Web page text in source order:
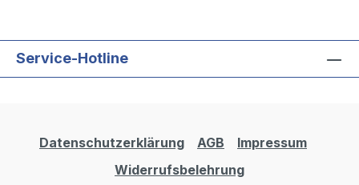
Service-Hotline
Datenschutzerklärung AGB
Impressum
Widerrufsbelehrung